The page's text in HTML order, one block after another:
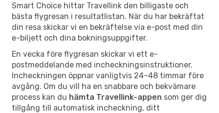
Smart Choice hittar Travellink den billigaste och
bästa flygresan i resultatlistan. När du har bekräftat
din resa skickar vi en bekräftelse via e-post med din
e-biljett och dina bokningsuppgifter.
En vecka före flygresan skickar vi ett e-
postmeddelande med incheckningsinstruktioner.
Incheckningen öppnar vanligtvis 24–48 timmar före
avgång. Om du vill ha en snabbare och bekvämare
process kan du hämta Travellink-appen som ger dig
tillgång till automatisk incheckning, ditt